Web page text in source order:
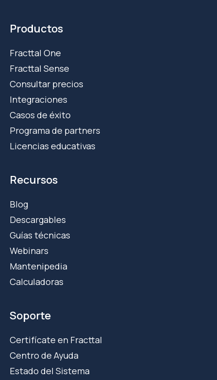
Productos
Fracttal One
Fracttal Sense
Consultar precios
Integraciones
Casos de éxito
Programa de partners
Licencias educativas
Recursos
Blog
Descargables
Guías técnicas
Webinars
Mantenipedia
Calculadoras
Soporte
Certifícate en Fracttal
Centro de Ayuda
Estado del Sistema